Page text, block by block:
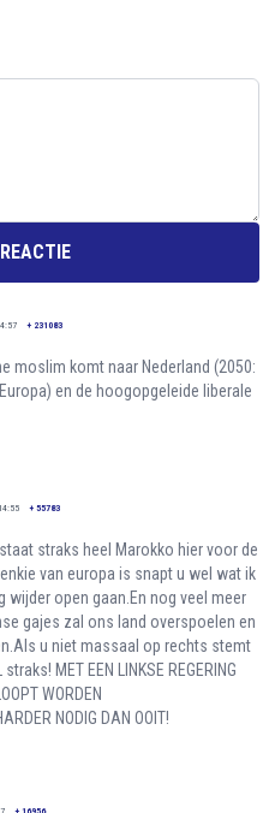
+ 231083
moslim komt naar Nederland (2050:
en de hoogopgeleide liberale
+ 55783
straks heel Marokko hier voor de
van europa is snapt u wel wat ik
wijder open gaan.En nog veel meer
gajes zal ons land overspoelen en
u niet massaal op rechts stemt
MET EEN LINKSE REGERING
WORDEN
NODIG DAN OOIT!